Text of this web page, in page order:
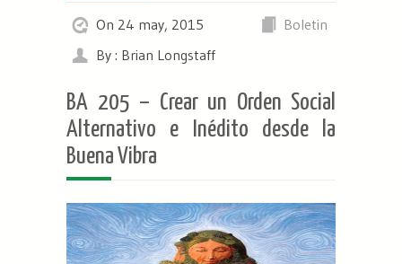
On 24 may, 2015
Boletin
By : Brian Longstaff
BA 205 – Crear un Orden Social
Alternativo e Inédito desde la
Buena Vibra